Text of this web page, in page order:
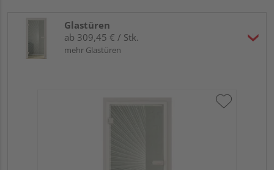
Glastüren
ab 309,45 € / Stk.
mehr Glastüren